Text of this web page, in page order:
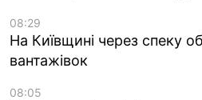
08:29
На Київщині через спеку
вантажівок
08:05